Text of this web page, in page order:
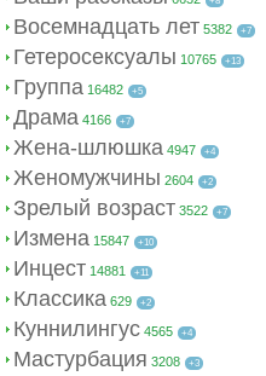
Восемнадцать лет 5382 +7
Гетеросексуалы 10765 +13
Группа 16482 +5
Драма 4166 +7
Жена-шлюшка 4947 +4
Женомужчины 2604 +2
Зрелый возраст 3522 +7
Измена 15847 +10
Инцест 14881 +11
Классика 629 +2
Куннилингус 4565 +4
Мастурбация 3208 +3